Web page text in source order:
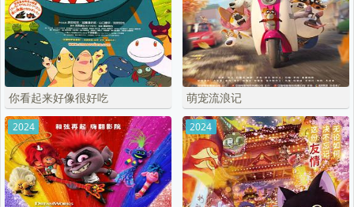
你看起来好像很好吃 萌宠流浪记
2024 2024